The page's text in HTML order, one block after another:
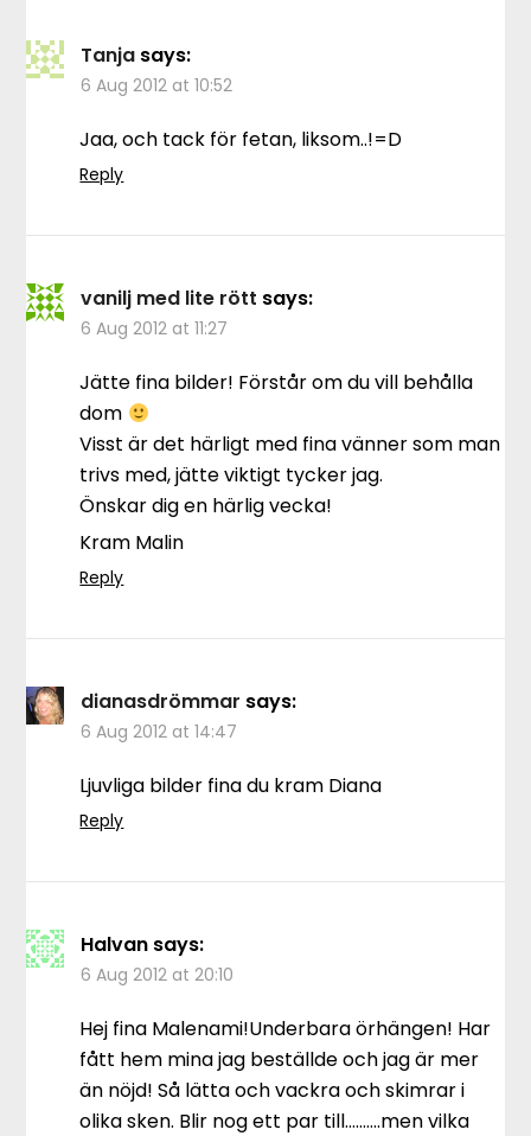
Tanja says:
6 Aug 2012 at 10:52
Jaa, och tack för fetan, liksom..!=D
Reply
vanilj med lite rött says:
6 Aug 2012 at 11:27
Jätte fina bilder! Förstår om du vill behålla
dom
Visst är det härligt med fina vänner som man
trivs med, jätte viktigt tycker jag.
Önskar dig en härlig vecka!
Kram Malin
Reply
dianasdrömmar says:
6 Aug 2012 at 14:47
Ljuvliga bilder fina du kram Diana
Reply
Halvan says:
6 Aug 2012 at 20:10
Hej fina Malenami!Underbara örhängen! Har
fått hem mina jag beställde och jag är mer
än nöjd! Så lätta och vackra och skimrar i
olika sken. Blir nog ett par till……….men vilka